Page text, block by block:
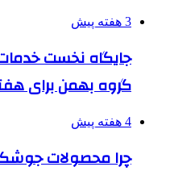
3 هفته پیش
جایگاه نخست
گروه بهمن برای
4 هفته پیش